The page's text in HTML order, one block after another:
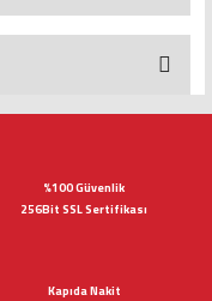
%100 Güvenlik
256Bit SSL Sertifikası
Kapıda Nakit